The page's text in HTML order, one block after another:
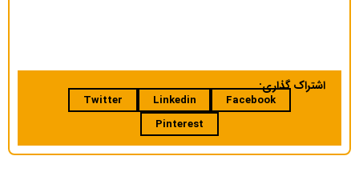
اشتراک گذاری:
Facebook
Linkedin
Twitter
Pinterest